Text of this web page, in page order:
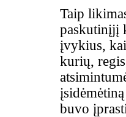
Taip
paskutinįjį
įvykius,
kurių,
buvo